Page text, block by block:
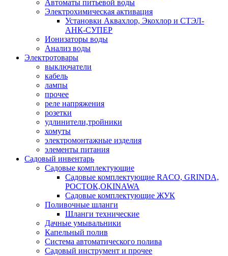
Автоматы питьевой воды
Электрохимическая активация
Установки Аквахлор, Экохлор и СТЭЛ-
АНК-СУПЕР
Ионизаторы воды
Анализ воды
Электротовары
выключатели
кабель
лампы
прочее
реле напряжения
розетки
удлинители,тройники
хомуты
электромонтажные изделия
элементы питания
Садовый инвентарь
Садовые комплектующие
Садовые комплектующие RACO, GRINDA,
РОСТОК,OKINAWA
Садовые комплектующие ЖУК
Поливочные шланги
Шланги технические
Дачные умывальники
Капельный полив
Система автоматического полива
Садовый инструмент и прочее